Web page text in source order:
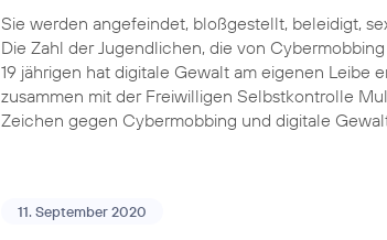
Sie werden angefeindet, bloßgestellt, beleidigt,
Die Zahl der Jugendlichen, die von
19 jährigen hat digitale Gewalt am eigenen Leibe
zusammen mit der Freiwilligen Selbstkontrolle
Zeichen gegen Cybermobbing und digitale
11. September 2020